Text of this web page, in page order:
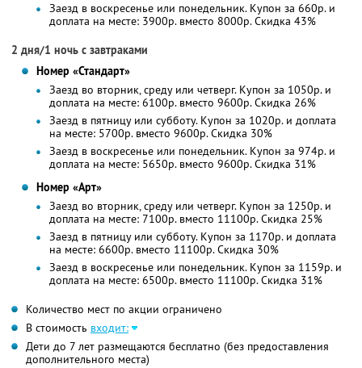
Заезд в воскресенье или понедельник. Купон за 660р. и
доплата на месте: 3900р. вместо 8000р.Скидка 43%
2 дня/1 ночь с завтраками
Номер «Стандарт»
Заезд во вторник, среду или четверг. Купон за 1050р. и
доплата на месте: 6100р. вместо 9600р.Скидка 26%
Заезд в пятницу или субботу. Купон за 1020р. и доплата
на месте: 5700р. вместо 9600р.Скидка 30%
Заезд в воскресенье или понедельник. Купон за 974р. и
доплата на месте: 5650р. вместо 9600р.Скидка 31%
Номер «Арт»
Заезд во вторник, среду или четверг. Купон за 1250р. и
доплата на месте: 7100р. вместо 11100р.Скидка 25%
Заезд в пятницу или субботу. Купон за 1170р. и доплата
на месте: 6600р. вместо 11100р.Скидка 30%
Заезд в воскресенье или понедельник. Купон за 1159р. и
доплата на месте: 6500р. вместо 11100р.Скидка 31%
Количество мест по акции ограничено
В стоимость входит:
Дети до 7 лет размещаются бесплатно (без предоставления
дополнительного места)